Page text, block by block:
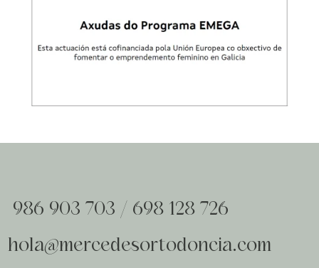
986 903 703 / 698 128 726
hola@mercedesortodoncia.com